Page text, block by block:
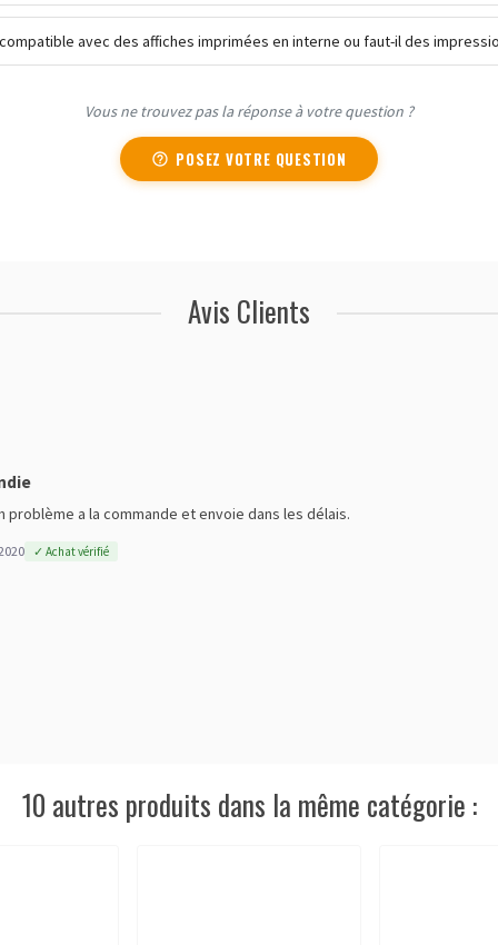
avec des affiches imprimées en interne ou faut-il des
Vous ne trouvez pas la réponse à votre question ?
POSEZ VOTRE QUESTION
Avis Clients
problème a la commande et envoie dans les délais.
✓ Achat vérifié
10 autres produits dans la même catégorie :